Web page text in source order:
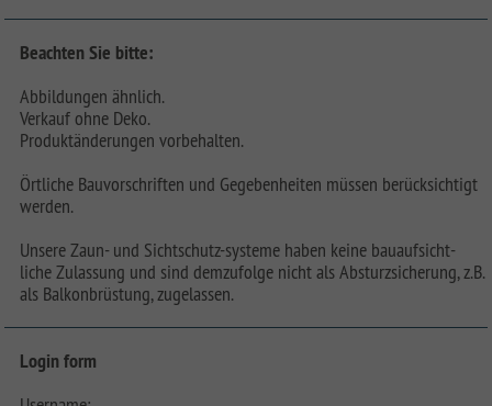
Beachten Sie bitte:
Abbildungen ähnlich.
Verkauf ohne Deko.
Produktänderungen vorbehalten.
Örtliche Bauvorschriften und Gegebenheiten müssen berücksichtigt
werden.
Unsere Zaun- und Sichtschutz-systeme haben keine bauaufsicht-
liche Zulassung und sind demzufolge nicht als Absturzsicherung, z.B.
als Balkonbrüstung, zugelassen.
Login form